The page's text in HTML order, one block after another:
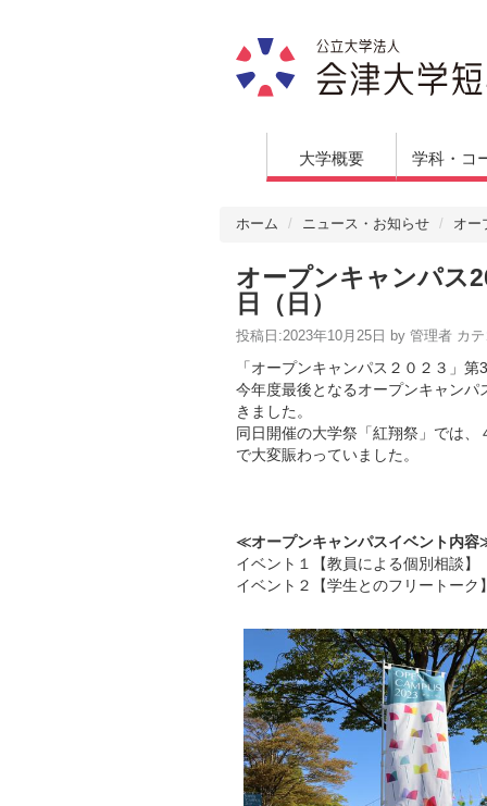
大学概要 学科・コ
ホーム ニュース・お知らせ オー
オープンキャンパス
日（日）
投稿日:2023年10月25日 by 管理者 カ
「オープンキャンパス２０２３」
今年度最後となるオープンキャン
きました。
同日開催の大学祭「紅翔祭」では
で大変賑わっていました。
≪オープンキャンパスイベント内
イベント１【教員による個別相談】
イベント２【学生とのフリートーク